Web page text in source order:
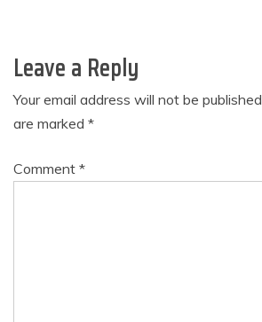
Leave a Reply
Your email address will not be published.
are marked *
Comment *